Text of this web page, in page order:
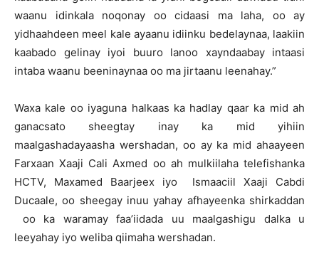
waanu idinkala noqonay oo cidaasi ma laha, oo ay
yidhaahdeen meel kale ayaanu idiinku bedelaynaa, laakiin
kaabado gelinay iyoi buuro lanoo xayndaabay intaasi
intaba waanu beeninaynaa oo ma jirtaanu leenahay.”
Waxa kale oo iyaguna halkaas ka hadlay qaar ka mid ah
ganacsato sheegtay inay ka mid yihiin
maalgashadayaasha wershadan, oo ay ka mid ahaayeen
Farxaan Xaaji Cali Axmed oo ah mulkiilaha telefishanka
HCTV, Maxamed Baarjeex iyo Ismaaciil Xaaji Cabdi
Ducaale, oo sheegay inuu yahay afhayeenka shirkaddan
oo ka waramay faa’iidada uu maalgashigu dalka u
leeyahay iyo weliba qiimaha wershadan.